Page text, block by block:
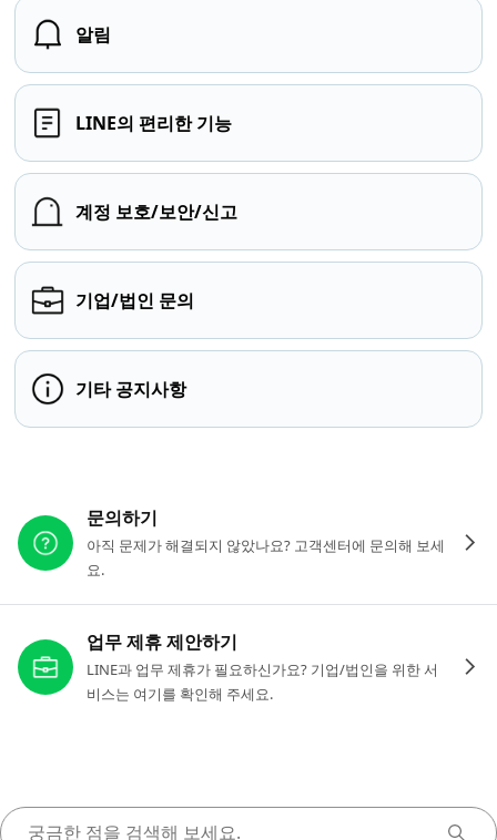
알림
LINE의 편리한 기능
계정 보호/보안/신고
기업/법인 문의
기타 공지사항
문의하기
아직 문제가 해결되지 않았나요? 고객센터에 문의해 보세
요.
업무 제휴 제안하기
LINE과 업무 제휴가 필요하신가요? 기업/법인을 위한 서
비스는 여기를 확인해 주세요.